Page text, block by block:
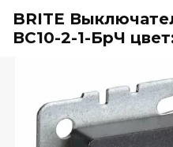
BRITE
ВС10-2-1-БрЧ